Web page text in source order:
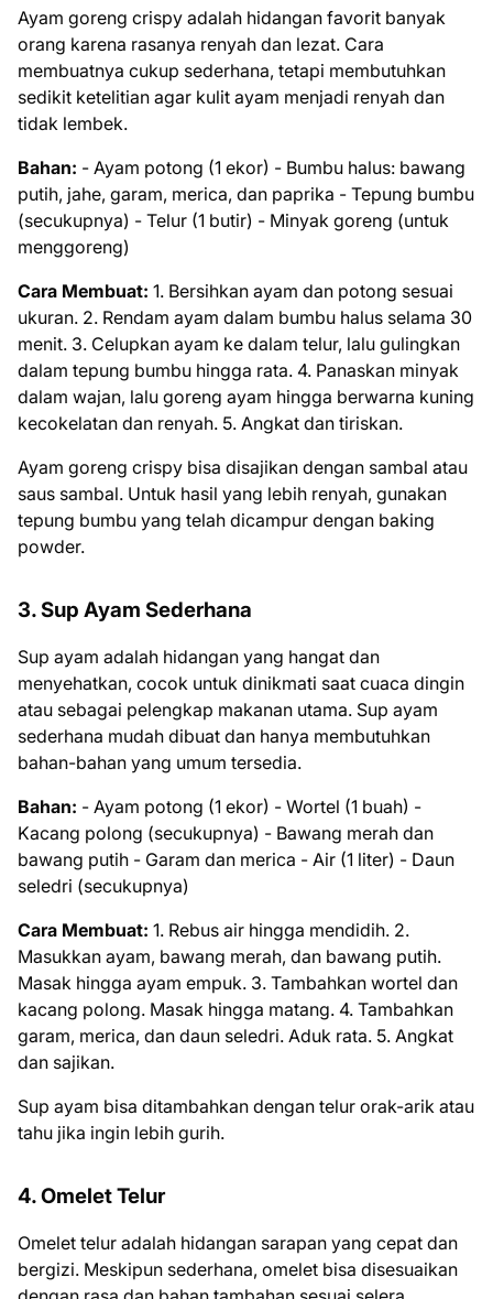
Ayam goreng crispy adalah hidangan favorit banyak
orang karena rasanya renyah dan lezat. Cara
membuatnya cukup sederhana, tetapi membutuhkan
sedikit ketelitian agar kulit ayam menjadi renyah dan
tidak lembek.
Bahan: - Ayam potong (1 ekor) - Bumbu halus: bawang
putih, jahe, garam, merica, dan paprika - Tepung bumbu
(secukupnya) - Telur (1 butir) - Minyak goreng (untuk
menggoreng)
Cara Membuat: 1. Bersihkan ayam dan potong sesuai
ukuran. 2. Rendam ayam dalam bumbu halus selama 30
menit. 3. Celupkan ayam ke dalam telur, lalu gulingkan
dalam tepung bumbu hingga rata. 4. Panaskan minyak
dalam wajan, lalu goreng ayam hingga berwarna kuning
kecokelatan dan renyah. 5. Angkat dan tiriskan.
Ayam goreng crispy bisa disajikan dengan sambal atau
saus sambal. Untuk hasil yang lebih renyah, gunakan
tepung bumbu yang telah dicampur dengan baking
powder.
3. Sup Ayam Sederhana
Sup ayam adalah hidangan yang hangat dan
menyehatkan, cocok untuk dinikmati saat cuaca dingin
atau sebagai pelengkap makanan utama. Sup ayam
sederhana mudah dibuat dan hanya membutuhkan
bahan-bahan yang umum tersedia.
Bahan: - Ayam potong (1 ekor) - Wortel (1 buah) -
Kacang polong (secukupnya) - Bawang merah dan
bawang putih - Garam dan merica - Air (1 liter) - Daun
seledri (secukupnya)
Cara Membuat: 1. Rebus air hingga mendidih. 2.
Masukkan ayam, bawang merah, dan bawang putih.
Masak hingga ayam empuk. 3. Tambahkan wortel dan
kacang polong. Masak hingga matang. 4. Tambahkan
garam, merica, dan daun seledri. Aduk rata. 5. Angkat
dan sajikan.
Sup ayam bisa ditambahkan dengan telur orak-arik atau
tahu jika ingin lebih gurih.
4. Omelet Telur
Omelet telur adalah hidangan sarapan yang cepat dan
bergizi. Meskipun sederhana, omelet bisa disesuaikan